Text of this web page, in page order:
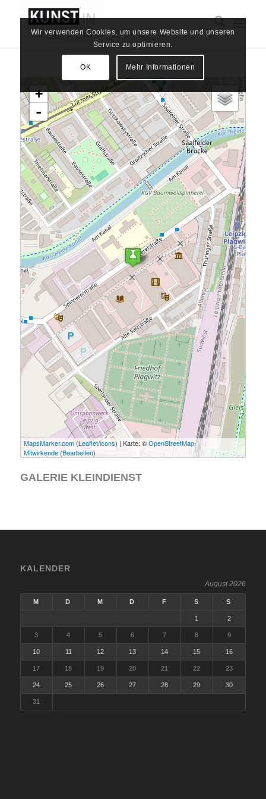
Karte wird geladen - bitte warten...
+
-
MapsMarker.com(Leaflet/icons) | Karte: ©OpenStreetMap-
Mitwirkende(Bearbeiten)
GALERIE KLEINDIENST
KALENDER
August 2026
M D M D F S S
1 2
3 4 5 6 7 8 9
10 11 12 13 14 15 16
17 18 19 20 21 22 23
24 25 26 27 28 29 30
31
Wir verwenden Cookies, um unsere Website und unseren
Service zu optimieren.
OK Mehr Informationen